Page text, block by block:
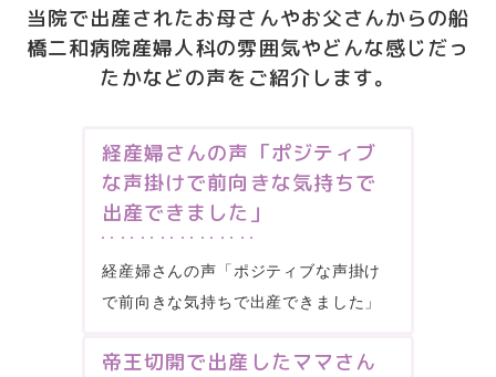
当院で出産されたお母さんやお父さんからの船
橋二和病院産婦人科の雰囲気やどんな感じだっ
たかなどの声をご紹介します。
経産婦さんの声「ポジティブ
な声掛けで前向きな気持ちで
出産できました」
経産婦さんの声「ポジティブな声掛け
で前向きな気持ちで出産できました」
帝王切開で出産したママさん